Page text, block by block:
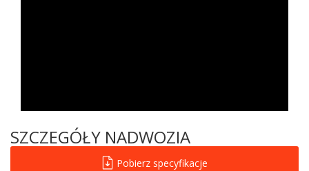
SZCZEGÓŁY NADWOZIA
Pobierz specyfikacje